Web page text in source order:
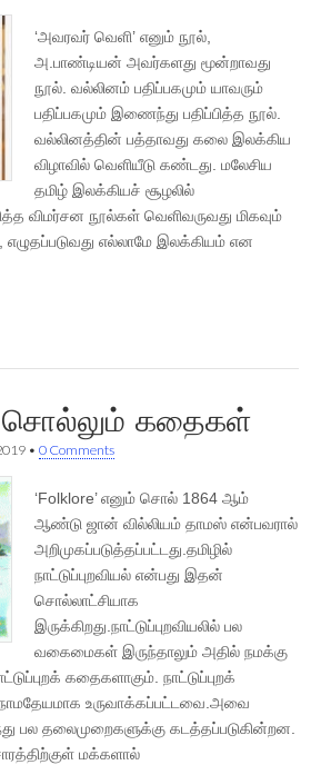
‘அவரவர் வெளி’ எனும் நூல்,
அ.பாண்டியன் அவர்களது மூன்றாவது
நூல். வல்லினம் பதிப்பகமும் யாவரும்
பதிப்பகமும் இணைந்து பதிப்பித்த நூல்.
வல்லினத்தின் பத்தாவது கலை இலக்கிய
விழாவில் வெளியீடு கண்டது. மலேசிய
தமிழ் இலக்கியச் சூழலில்
விமர்சன நூல்கள் வெளிவருவது மிகவும்
எல்லாமே இலக்கியம் என
சொல்லும் கதைகள்
• 0 Comments
‘Folklore’ எனும் சொல் 1864 ஆம்
ஆண்டு ஜான் வில்லியம் தாமஸ் என்பவரால்
அறிமுகப்படுத்தப்பட்டது.தமிழில்
நாட்டுப்புறவியல் என்பது இதன்
சொல்லாட்சியாக
இருக்கிறது.நாட்டுப்புறவியலில் பல
வகைமைகள் இருந்தாலும் அதில் நமக்கு
கதைகளாகும். நாட்டுப்புறக்
உருவாக்கப்பட்டவை.அவை
பல தலைமுறைகளுக்கு கடத்தப்படுகின்றன.
மக்களால்